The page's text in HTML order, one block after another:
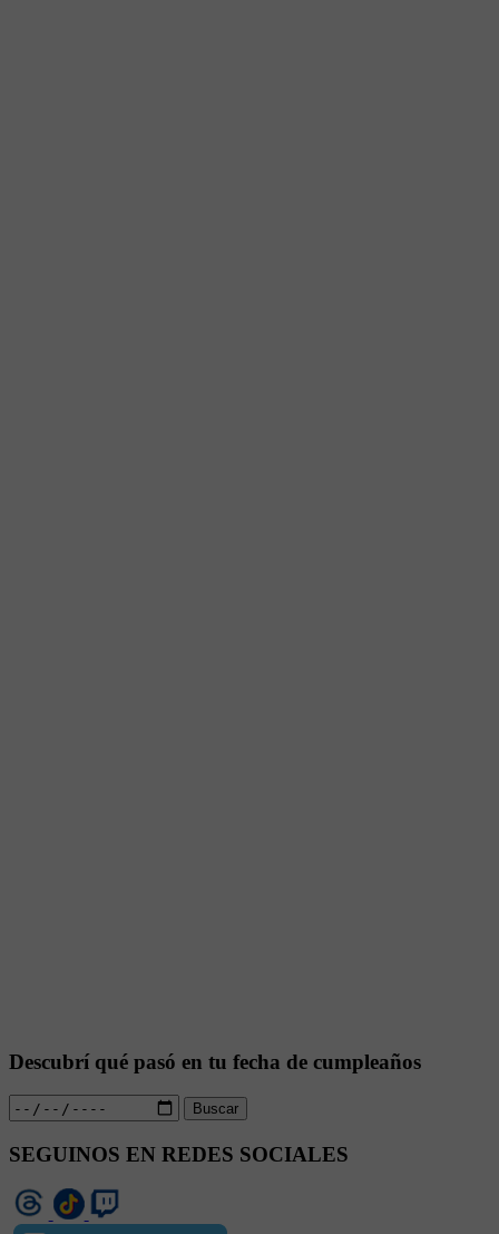
Descubrí qué pasó en tu fecha de cumpleaños
Buscar
SEGUINOS EN REDES SOCIALES